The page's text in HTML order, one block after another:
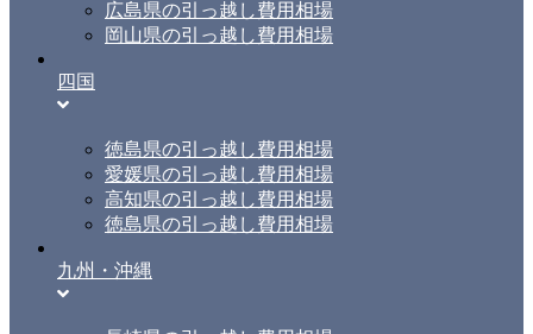
広島県の引っ越し費用相場
岡山県の引っ越し費用相場
四国
徳島県の引っ越し費用相場
愛媛県の引っ越し費用相場
高知県の引っ越し費用相場
徳島県の引っ越し費用相場
九州・沖縄